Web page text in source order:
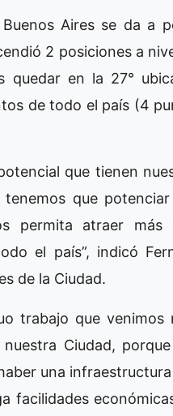
Aires se da a
2 posiciones a
en la 27°
de todo el país (4
que tienen
que
permita atraer más
el país”, indicó
de la Ciudad.
trabajo que
Ciudad,
una
facilidades